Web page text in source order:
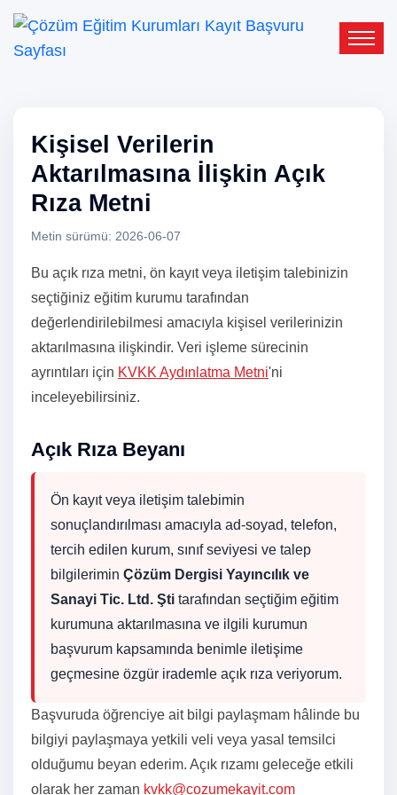
Kişisel Verilerin
Aktarılmasına İlişkin Açık
Rıza Metni
Metin sürümü: 2026-06-07
Bu açık rıza metni, ön kayıt veya iletişim talebinizin
seçtiğiniz eğitim kurumu tarafından
değerlendirilebilmesi amacıyla kişisel verilerinizin
aktarılmasına ilişkindir. Veri işleme sürecinin
ayrıntıları için KVKK Aydınlatma Metni'ni
inceleyebilirsiniz.
Açık Rıza Beyanı
Ön kayıt veya iletişim talebimin
sonuçlandırılması amacıyla ad-soyad, telefon,
tercih edilen kurum, sınıf seviyesi ve talep
bilgilerimin Çözüm Dergisi Yayıncılık ve
Sanayi Tic. Ltd. Şti tarafından seçtiğim eğitim
kurumuna aktarılmasına ve ilgili kurumun
başvurum kapsamında benimle iletişime
geçmesine özgür irademle açık rıza veriyorum.
Başvuruda öğrenciye ait bilgi paylaşmam hâlinde bu
bilgiyi paylaşmaya yetkili veli veya yasal temsilci
olduğumu beyan ederim. Açık rızamı geleceğe etkili
olarak her zaman kvkk@cozumekayit.com